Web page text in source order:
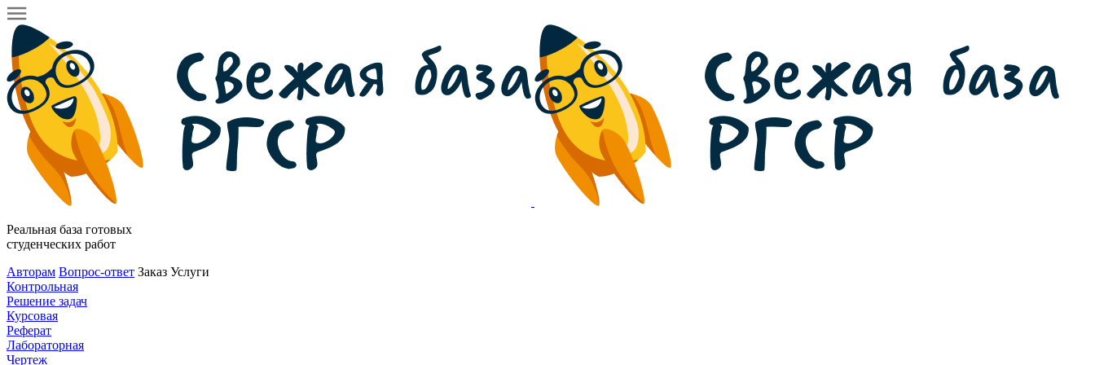
Реальная база готовых
студенческих работ
Авторам Вопрос-ответ Заказ Услуги
Контрольная
Решение задач
Курсовая
Реферат
Лабораторная
Чертеж